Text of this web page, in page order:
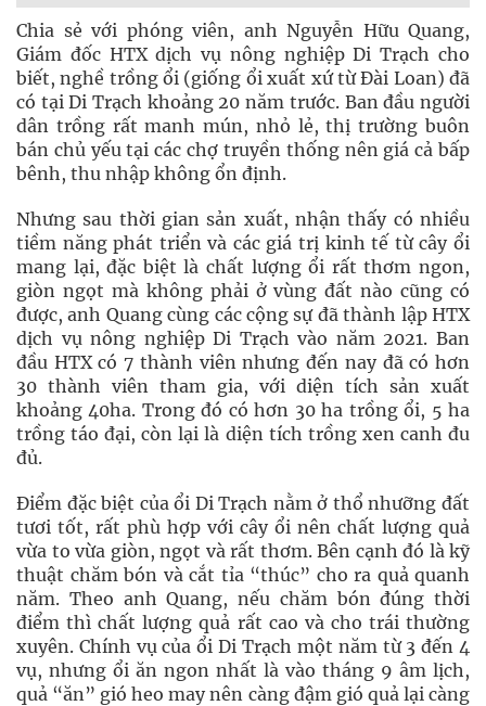
Chia sẻ với phóng viên, anh Nguyễn Hữu Quang,
Giám đốc HTX dịch vụ nông nghiệp Di Trạch cho
biết, nghề trồng ổi (giống ổi xuất xứ từ Đài Loan) đã
có tại Di Trạch khoảng 20 năm trước. Ban đầu người
dân trồng rất manh mún, nhỏ lẻ, thị trường buôn
bán chủ yếu tại các chợ truyền thống nên giá cả bấp
bênh, thu nhập không ổn định.
Nhưng sau thời gian sản xuất, nhận thấy có nhiều
tiềm năng phát triển và các giá trị kinh tế từ cây ổi
mang lại, đặc biệt là chất lượng ổi rất thơm ngon,
giòn ngọt mà không phải ở vùng đất nào cũng có
được, anh Quang cùng các cộng sự đã thành lập HTX
dịch vụ nông nghiệp Di Trạch vào năm 2021. Ban
đầu HTX có 7 thành viên nhưng đến nay đã có hơn
30 thành viên tham gia, với diện tích sản xuất
khoảng 40ha. Trong đó có hơn 30 ha trồng ổi, 5 ha
trồng táo đại, còn lại là diện tích trồng xen canh đu
đủ.
Điểm đặc biệt của ổi Di Trạch nằm ở thổ nhưỡng đất
tươi tốt, rất phù hợp với cây ổi nên chất lượng quả
vừa to vừa giòn, ngọt và rất thơm. Bên cạnh đó là kỹ
thuật chăm bón và cắt tỉa “thúc” cho ra quả quanh
năm. Theo anh Quang, nếu chăm bón đúng thời
điểm thì chất lượng quả rất cao và cho trái thường
xuyên. Chính vụ của ổi Di Trạch một năm từ 3 đến 4
vụ, nhưng ổi ăn ngon nhất là vào tháng 9 âm lịch,
quả “ăn” gió heo may nên càng đậm gió quả lại càng